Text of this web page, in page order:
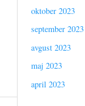
oktober 2023
september 2023
avgust 2023
maj 2023
april 2023